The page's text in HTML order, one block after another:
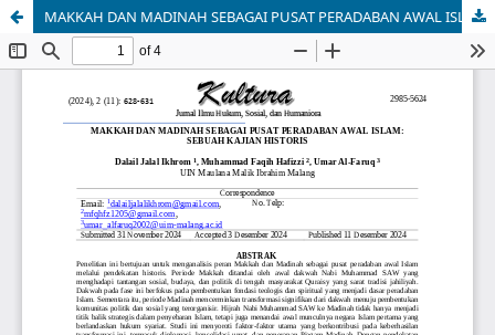
MAKKAH DAN MADINAH SEBAGAI PUSAT PERADABAN AWAL ISLAM: SEBUAH KAJIAN HISTORIS